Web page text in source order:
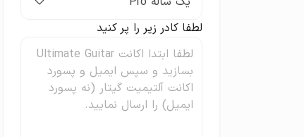
لطفا کادر زیر را پر کنید